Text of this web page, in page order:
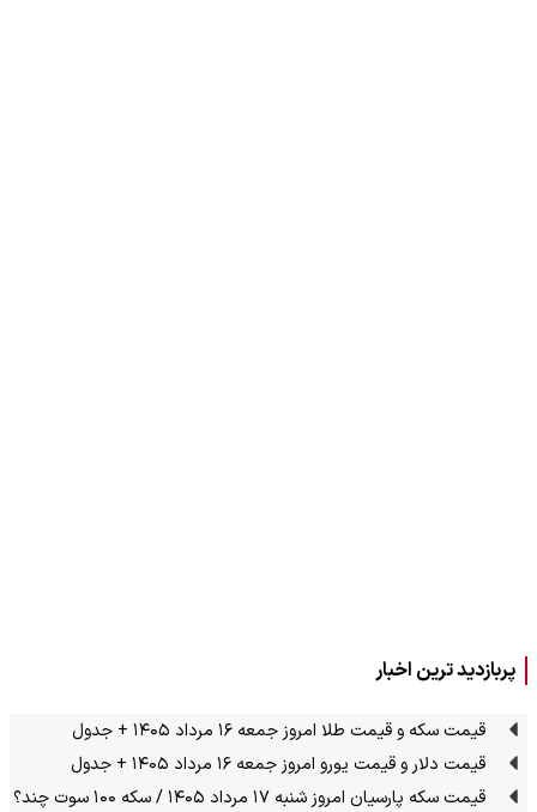
پربازدید ترین اخبار
قیمت سکه و قیمت طلا امروز جمعه ۱۶ مرداد ۱۴۰۵ + جدول
قیمت دلار و قیمت یورو امروز جمعه ۱۶ مرداد ۱۴۰۵ + جدول
قیمت سکه پارسیان امروز شنبه ۱۷ مرداد ۱۴۰۵ / سکه ۱۰۰ سوت چند؟